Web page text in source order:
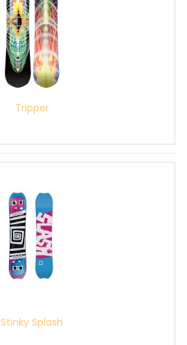
Tripper
Stinky Splash